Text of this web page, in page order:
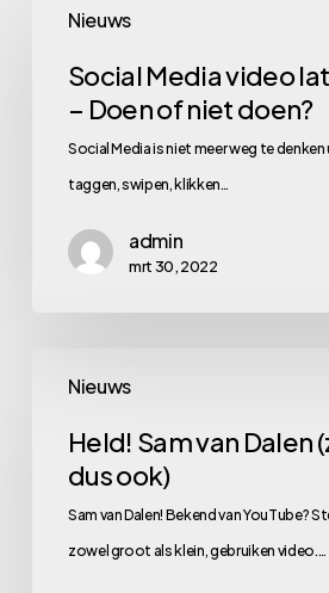
Nieuws
Media
video
laten
maken
Social Media video
– Doen of niet doen?
Social Media is niet meer weg te denken
taggen, swipen, klikken…
admin
mrt 30, 2022
Nieuws
Sam
Dalen
Held! Sam van Dalen
dus ook)
Sam van Dalen! Bekend van YouTube?
zowel groot als klein, gebruiken video.…